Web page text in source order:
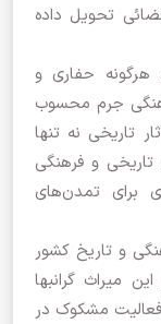
تحویل داده
هرگونه حفاری و
جرم محسوب
تاریخی نه تنها
و فرهنگی
برای تمدن‌های
و تاریخ کشور
میراث گرانبها
مشکوک در